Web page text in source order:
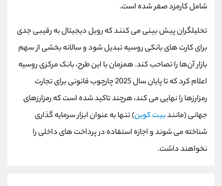
شامل کارمزد صفر شده است.
تحلیلگران پیش بینی می کنند که روبل دیجیتال به رقیبی جدی
برای کارت های بانکی روسیه تبدیل شود و سالانه بخشی از سهم
بازار آن‌ها را تصاحب کند. همزمان با این طرح، بانک مرکزی روسیه
اعلام کرد که تا پایان سال 2025 چارچوب قانونی برای تجارت
رمزارزها را نهایی می کند، هرچند تاکید شده است که رمزارزهای
جهانی (مانندبیت کوین) تنها به عنوان ابزار سرمایه گذاری
شناخته می شوند و اجازه استفاده در پرداخت های داخلی را
نخواهند داشت.